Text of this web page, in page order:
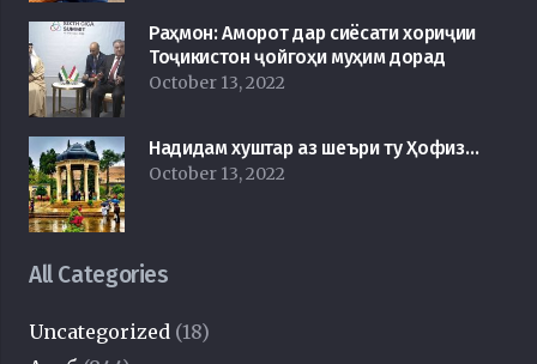
Раҳмон: Аморот дар сиёсати хориҷии
Тоҷикистон ҷойгоҳи муҳим дорад
October 13, 2022
Надидам хуштар аз шеъри ту Ҳофиз…
October 13, 2022
All Categories
Uncategorized (18)